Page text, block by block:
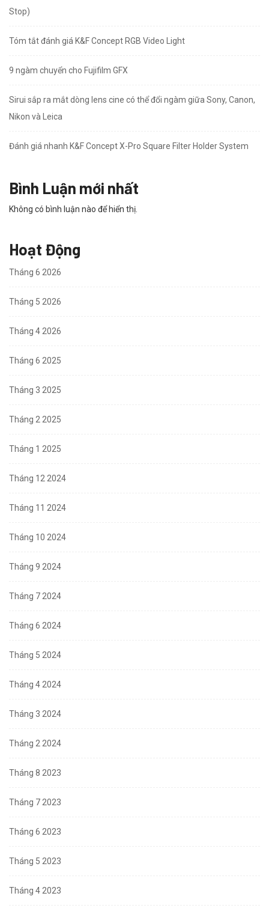
Stop)
Tóm tắt đánh giá K&F Concept RGB Video Light
9 ngàm chuyển cho Fujifilm GFX
Sirui sắp ra mắt dòng lens cine có thể đổi ngàm giữa Sony, Canon,
Nikon và Leica
Đánh giá nhanh K&F Concept X-Pro Square Filter Holder System
Bình Luận mới nhất
Không có bình luận nào để hiển thị.
Hoạt Động
Tháng 6 2026
Tháng 5 2026
Tháng 4 2026
Tháng 6 2025
Tháng 3 2025
Tháng 2 2025
Tháng 1 2025
Tháng 12 2024
Tháng 11 2024
Tháng 10 2024
Tháng 9 2024
Tháng 7 2024
Tháng 6 2024
Tháng 5 2024
Tháng 4 2024
Tháng 3 2024
Tháng 2 2024
Tháng 8 2023
Tháng 7 2023
Tháng 6 2023
Tháng 5 2023
Tháng 4 2023